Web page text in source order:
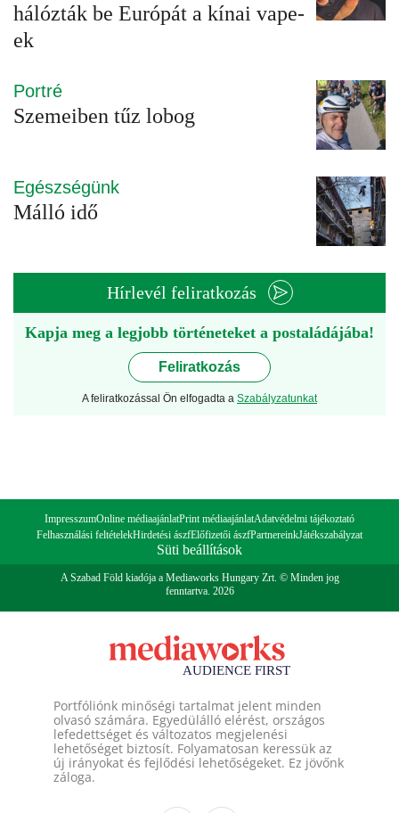
hálózták be Európát a kínai vape-
ek
Portré
Szemeiben tűz lobog
Egészségünk
Málló idő
Hírlevél feliratkozás
Kapja meg a legjobb történeteket a postaládájába!
Feliratkozás
A feliratkozással Ön elfogadta a Szabályzatunkat
ImpresszumOnline médiaajánlatPrint médiaajánlatAdatvédelmi tájékoztató
Felhasználási feltételekHirdetési ászfElőfizetői ászfPartnereinkJátékszabályzat
Süti beállítások
A Szabad Föld kiadója a Mediaworks Hungary Zrt. © Minden jog
fenntartva. 2026
Portfóliónk minőségi tartalmat jelent minden
olvasó számára. Egyedülálló elérést, országos
lefedettséget és változatos megjelenési
lehetőséget biztosít. Folyamatosan keressük az
új irányokat és fejlődési lehetőségeket. Ez jövőnk
záloga.